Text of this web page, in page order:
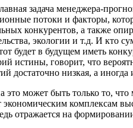
задача менеджера-
потоки и факторы,
конкурентов, а также
экологии и т.д. И кто
будет в будущем иметь
истины, говорит, что
достаточно низкая, а
это может быть только то,
экономическим комплексам
отражается на